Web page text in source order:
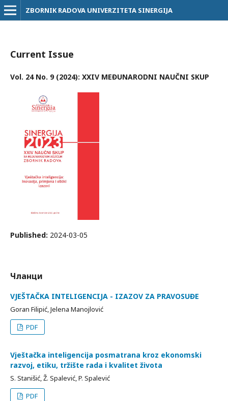
ZBORNIK RADOVA UNIVERZITETA SINERGIJA
Current Issue
Vol. 24 No. 9 (2024): XXIV MEĐUNARODNI NAUČNI SKUP
Published: 2024-03-05
Чланци
VJEŠTAČKA INTELIGENCIJA - IZAZOV ZA PRAVOSUĐE
Goran Filipić, Jelena Manojlović
PDF
Vještačka inteligencija posmatrana kroz ekonomski
razvoj, etiku, tržište rada i kvalitet života
S. Stanišić, Ž. Spalević, P. Spalević
PDF